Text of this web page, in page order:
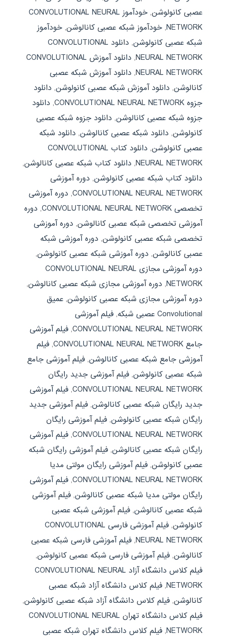
عصبی کانولوشن,
خودآموز CONVOLUTIONAL NEURAL
NETWORK
, خودآموز شبکه عصبی کانالوشن, خودآموز
شبکه عصبی کانولوشن,
دانلود CONVOLUTIONAL
NEURAL NETWORK
,
دانلود آموزش CONVOLUTIONAL
NEURAL NETWORK
, دانلود آموزش شبکه عصبی
کانالوشن, دانلود آموزش شبکه عصبی کانولوشن, دانلود
جزوه CONVOLUTIONAL NEURAL NETWORK
, دانلود
جزوه شبکه عصبی کانالوشن, دانلود جزوه شبکه عصبی
کانولوشن, دانلود شبکه عصبی کانالوشن, دانلود شبکه
عصبی کانولوشن,
دانلود کتاب CONVOLUTIONAL
NEURAL NETWORK
, دانلود کتاب شبکه عصبی کانالوشن,
دانلود کتاب شبکه عصبی کانولوشن, دوره آموزشی
CONVOLUTIONAL NEURAL NETWORK
, دوره آموزشی
تخصصی CONVOLUTIONAL NEURAL NETWORK
, دوره
آموزشی تخصصی شبکه عصبی کانالوشن, دوره آموزشی
تخصصی شبکه عصبی کانولوشن, دوره آموزشی شبکه
عصبی کانالوشن, دوره آموزشی شبکه عصبی کانولوشن,
دوره آموزشی مجازی CONVOLUTIONAL NEURAL
NETWORK
, دوره آموزشی مجازی شبکه عصبی کانالوشن,
دوره آموزشی مجازی شبکه عصبی کانولوشن, عمیق
Convolutional عصبی شبکه
, فیلم آموزشی
CONVOLUTIONAL NEURAL NETWORK
, فیلم آموزشی
جامع CONVOLUTIONAL NEURAL NETWORK
, فیلم
آموزشی جامع شبکه عصبی کانالوشن, فیلم آموزشی جامع
شبکه عصبی کانولوشن, فیلم آموزشی جدید رایگان
CONVOLUTIONAL NEURAL NETWORK
, فیلم آموزشی
جدید رایگان شبکه عصبی کانالوشن, فیلم آموزشی جدید
رایگان شبکه عصبی کانولوشن, فیلم آموزشی رایگان
CONVOLUTIONAL NEURAL NETWORK
, فیلم آموزشی
رایگان شبکه عصبی کانالوشن, فیلم آموزشی رایگان شبکه
عصبی کانولوشن, فیلم آموزشی رایگان مولتی مدیا
CONVOLUTIONAL NEURAL NETWORK
, فیلم آموزشی
رایگان مولتی مدیا شبکه عصبی کانالوشن, فیلم آموزشی
شبکه عصبی کانالوشن, فیلم آموزشی شبکه عصبی
کانولوشن,
فیلم آموزشی فارسی CONVOLUTIONAL
NEURAL NETWORK
, فیلم آموزشی فارسی شبکه عصبی
کانالوشن, فیلم آموزشی فارسی شبکه عصبی کانولوشن,
فیلم کلاس دانشگاه آزاد CONVOLUTIONAL NEURAL
NETWORK
, فیلم کلاس دانشگاه آزاد شبکه عصبی
کانالوشن, فیلم کلاس دانشگاه آزاد شبکه عصبی کانولوشن,
فیلم کلاس دانشگاه تهران CONVOLUTIONAL NEURAL
NETWORK
, فیلم کلاس دانشگاه تهران شبکه عصبی